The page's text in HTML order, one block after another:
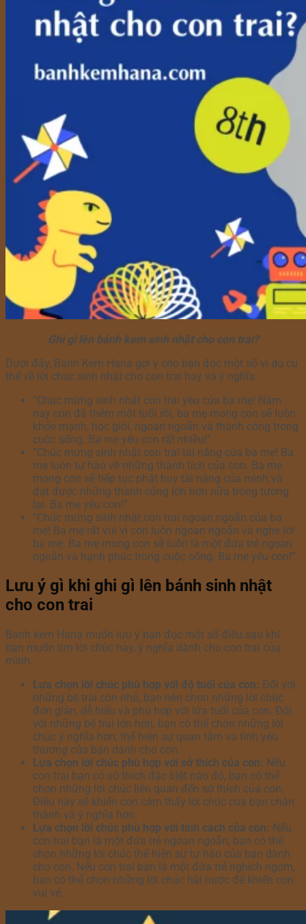
Ghi gì lên bánh kem sinh nhật cho con trai?
Dưới đây, Bánh Kem Hana gợi ý cho bạn đọc một số ví dụ cụ
thể về lời chúc sinh nhật cho con trai hay và ý nghĩa:
“Chúc mừng sinh nhật con trai yêu của ba mẹ! Năm
nay con đã thêm một tuổi rồi, ba mẹ mong con sẽ luôn
khỏe mạnh, học giỏi, ngoan ngoãn và thành công trong
cuộc sống. Ba mẹ yêu con rất nhiều!”
“Chúc mừng sinh nhật con trai tài năng của ba mẹ! Ba
mẹ luôn tự hào về những thành tích của con. Ba mẹ
mong con sẽ tiếp tục phát huy tài năng của mình và
đạt được những thành công lớn hơn nữa trong tương
lai. Ba mẹ yêu con!”
“Chúc mừng sinh nhật con trai ngoan ngoãn của ba
mẹ! Ba mẹ rất vui vì con luôn ngoan ngoãn và nghe lời
ba mẹ. Ba mẹ mong con sẽ luôn là một đứa trẻ ngoan
ngoãn và hạnh phúc trong cuộc sống. Ba mẹ yêu con!”
Lưu ý gì khi ghi gì lên bánh sinh nhật
cho con trai
Bánh kem Hana muốn lưu ý bạn đọc một số điều sau khi
bạn muốn tìm lời chúc hay, ý nghĩa dành cho con trai của
mình.
Lựa chọn lời chúc phù hợp với độ tuổi của con: Đối với
những bé trai còn nhỏ, bạn nên chọn những lời chúc
đơn giản, dễ hiểu và phù hợp với lứa tuổi của con. Đối
với những bé trai lớn hơn, bạn có thể chọn những lời
chúc ý nghĩa hơn, thể hiện sự quan tâm và tình yêu
thương của bạn dành cho con.
Lựa chọn lời chúc phù hợp với sở thích của con: Nếu
con trai bạn có sở thích đặc biệt nào đó, bạn có thể
chọn những lời chúc liên quan đến sở thích của con.
Điều này sẽ khiến con cảm thấy lời chúc của bạn chân
thành và ý nghĩa hơn.
Lựa chọn lời chúc phù hợp với tính cách của con: Nếu
con trai bạn là một đứa trẻ ngoan ngoãn, bạn có thể
chọn những lời chúc thể hiện sự tự hào của bạn dành
cho con. Nếu con trai bạn là một đứa trẻ nghịch ngợm,
bạn có thể chọn những lời chúc hài hước để khiến con
vui vẻ.